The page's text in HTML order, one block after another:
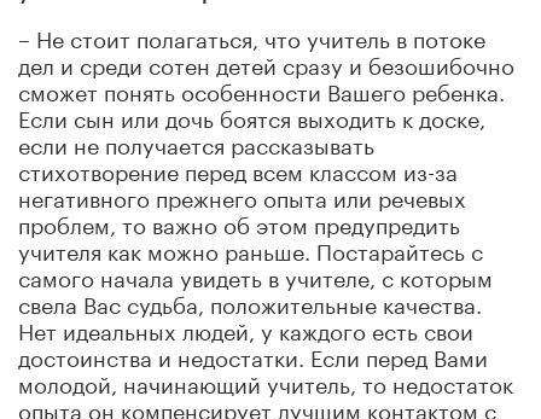
– Не стоит полагаться, что учитель в потоке
дел и среди сотен детей сразу и безошибочно
сможет понять особенности Вашего ребенка.
Если сын или дочь боятся выходить к доске,
если не получается рассказывать
стихотворение перед всем классом из-за
негативного прежнего опыта или речевых
проблем, то важно об этом предупредить
учителя как можно раньше. Постарайтесь с
самого начала увидеть в учителе, с которым
свела Вас судьба, положительные качества.
Нет идеальных людей, у каждого есть свои
достоинства и недостатки. Если перед Вами
молодой, начинающий учитель, то недостаток
опыта он компенсирует лучшим контактом с